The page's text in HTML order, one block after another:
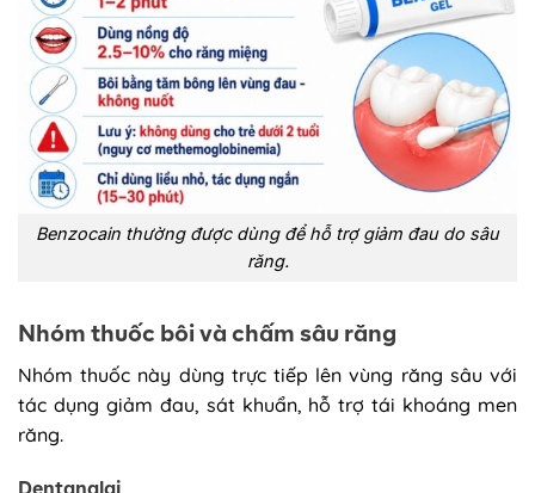
Benzocain thường được dùng để hỗ trợ giảm đau do sâu
răng.
Nhóm thuốc bôi và chấm sâu răng
Nhóm thuốc này dùng trực tiếp lên vùng răng sâu với
tác dụng giảm đau, sát khuẩn, hỗ trợ tái khoáng men
răng.